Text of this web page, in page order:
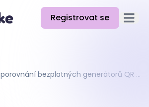
Registrovat se
QR Cake vs ME-QR: porovnání bezplatných generátorů QR kódů